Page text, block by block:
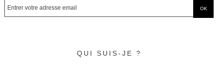
QUI SUIS-JE ?